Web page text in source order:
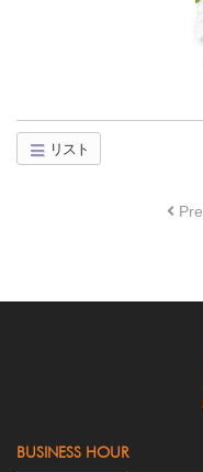
リスト
BUSINESS HOUR